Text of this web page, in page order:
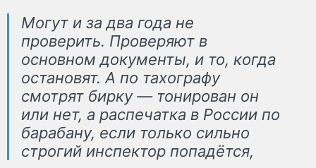
Могут и за два года не
проверить. Проверяют в
основном документы, и то, когда
остановят. А по тахографу
смотрят бирку — тонирован он
или нет, а распечатка в России по
барабану, если только сильно
строгий инспектор попадётся,